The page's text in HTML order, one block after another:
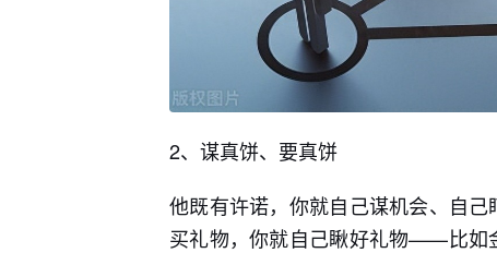
2、谋真饼、要真饼
他既有许诺，你就自己谋机会、自
买礼物，你就自己瞅好礼物——比如